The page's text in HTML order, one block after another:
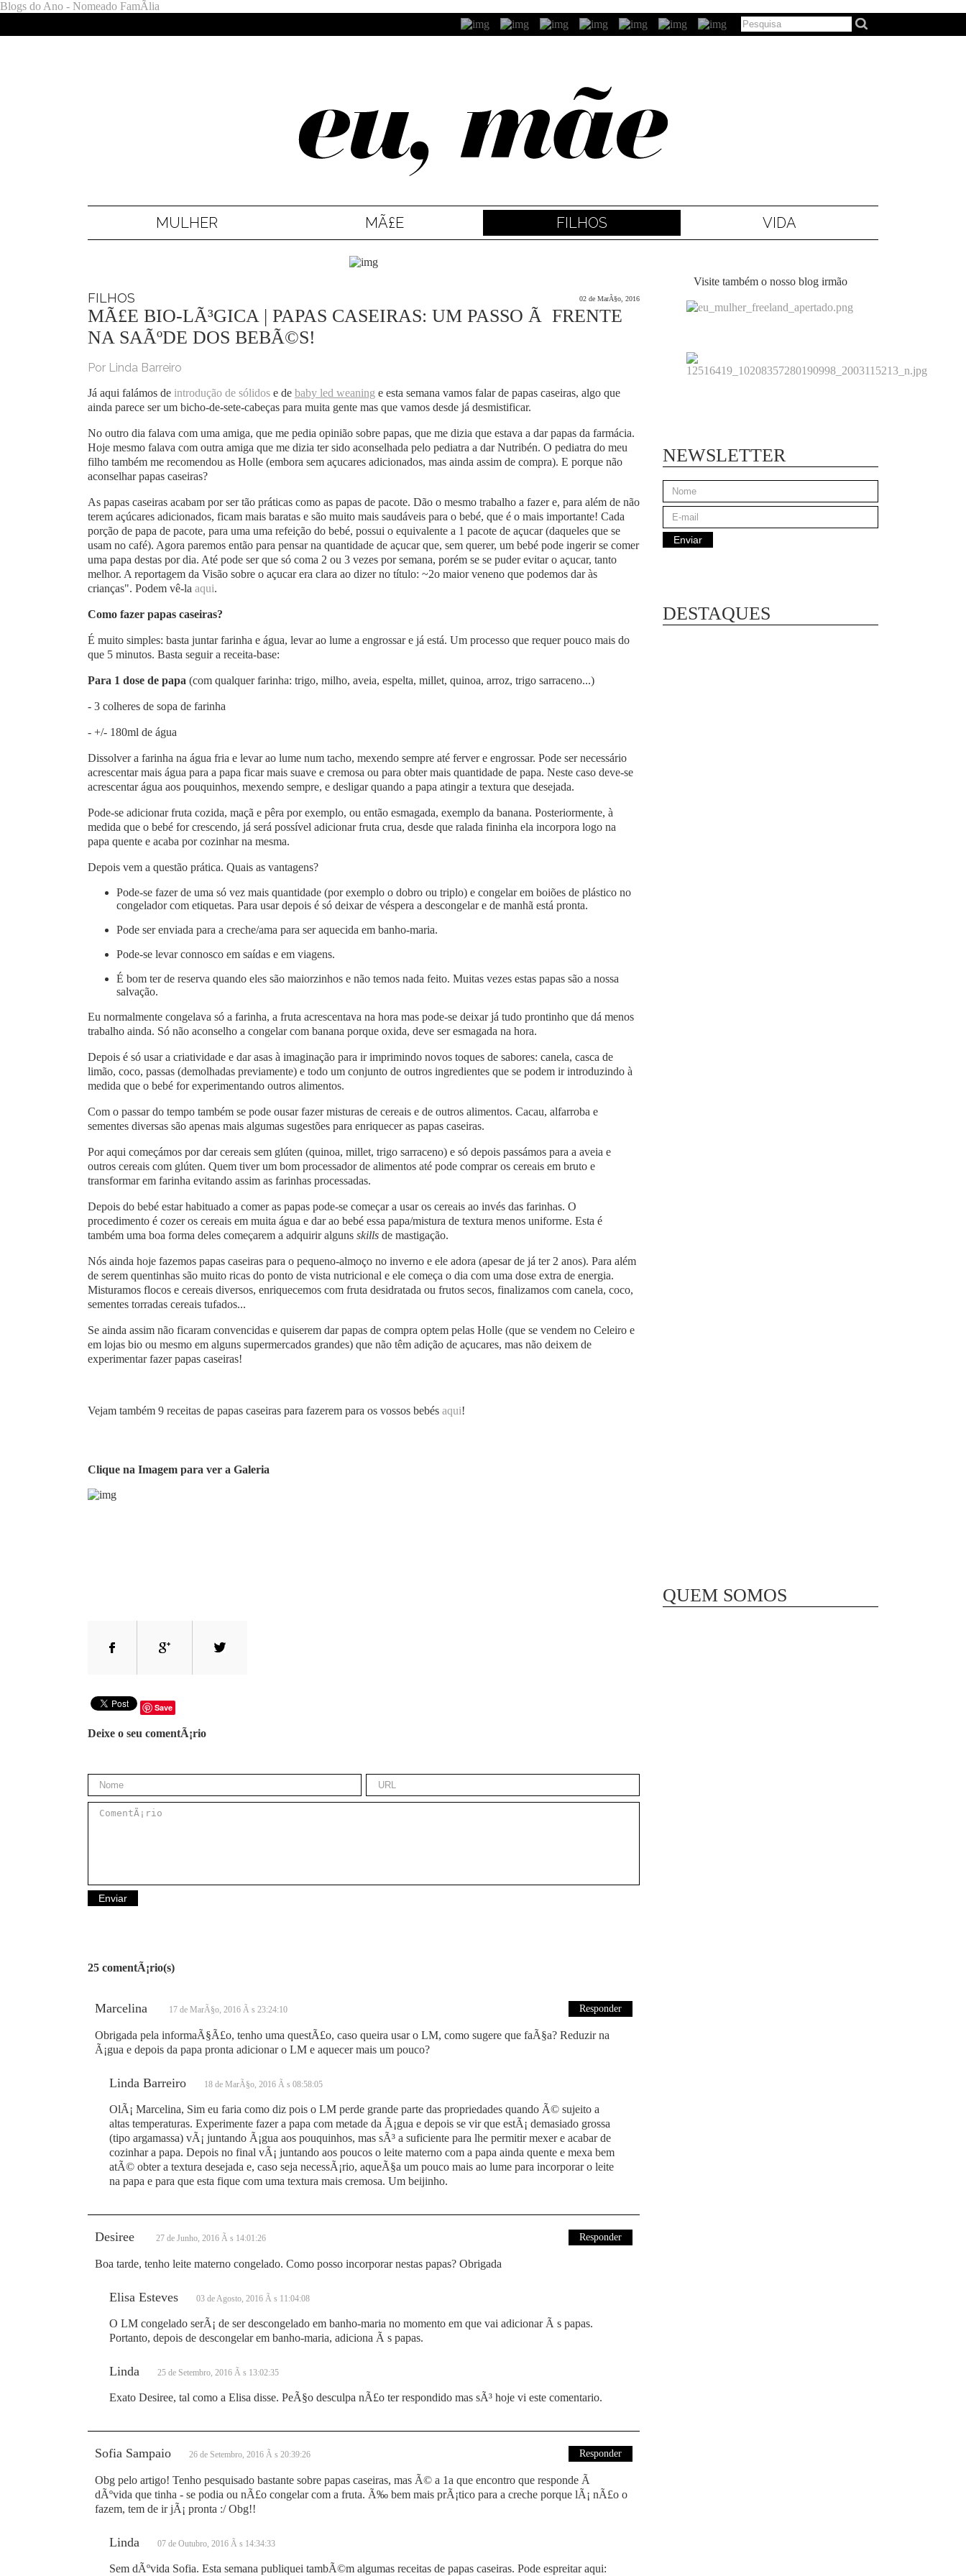
Blogs do Ano - Nomeado FamÃ­lia
MULHER MÃ£E FILHOS VIDA
FILHOS 02 de MarÃ§o, 2016
MÃ£E BIO-LÃ³GICA | PAPAS CASEIRAS: UM PASSO Ã FRENTE
NA SAÃºDE DOS BEBÃ©S!
Por Linda Barreiro
Já aqui falámos de introdução de sólidos e de baby led weaning e esta semana vamos falar de papas caseiras, algo que
ainda parece ser um bicho-de-sete-cabeças para muita gente mas que vamos desde já desmistificar.
No outro dia falava com uma amiga, que me pedia opinião sobre papas, que me dizia que estava a dar papas da farmácia.
Hoje mesmo falava com outra amiga que me dizia ter sido aconselhada pelo pediatra a dar Nutribén. O pediatra do meu
filho também me recomendou as Holle (embora sem açucares adicionados, mas ainda assim de compra). E porque não
aconselhar papas caseiras?
As papas caseiras acabam por ser tão práticas como as papas de pacote. Dão o mesmo trabalho a fazer e, para além de não
terem açúcares adicionados, ficam mais baratas e são muito mais saudáveis para o bebé, que é o mais importante! Cada
porção de papa de pacote, para uma uma refeição do bebé, possui o equivalente a 1 pacote de açucar (daqueles que se
usam no café). Agora paremos então para pensar na quantidade de açucar que, sem querer, um bebé pode ingerir se comer
uma papa destas por dia. Até pode ser que só coma 2 ou 3 vezes por semana, porém se se puder evitar o açucar, tanto
melhor. A reportagem da Visão sobre o açucar era clara ao dizer no título: ~2o maior veneno que podemos dar às
crianças". Podem vê-la aqui.
Como fazer papas caseiras?
É muito simples: basta juntar farinha e água, levar ao lume a engrossar e já está. Um processo que requer pouco mais do
que 5 minutos. Basta seguir a receita-base:
Para 1 dose de papa (com qualquer farinha: trigo, milho, aveia, espelta, millet, quinoa, arroz, trigo sarraceno...)
- 3 colheres de sopa de farinha
- +/- 180ml de água
Dissolver a farinha na água fria e levar ao lume num tacho, mexendo sempre até ferver e engrossar. Pode ser necessário
acrescentar mais água para a papa ficar mais suave e cremosa ou para obter mais quantidade de papa. Neste caso deve-se
acrescentar água aos pouquinhos, mexendo sempre, e desligar quando a papa atingir a textura que desejada.
Pode-se adicionar fruta cozida, maçã e pêra por exemplo, ou então esmagada, exemplo da banana. Posteriormente, à
medida que o bebé for crescendo, já será possível adicionar fruta crua, desde que ralada fininha ela incorpora logo na
papa quente e acaba por cozinhar na mesma.
Depois vem a questão prática. Quais as vantagens?
Pode-se fazer de uma só vez mais quantidade (por exemplo o dobro ou triplo) e congelar em boiões de plástico no
congelador com etiquetas. Para usar depois é só deixar de véspera a descongelar e de manhã está pronta.
Pode ser enviada para a creche/ama para ser aquecida em banho-maria.
Pode-se levar connosco em saídas e em viagens.
É bom ter de reserva quando eles são maiorzinhos e não temos nada feito. Muitas vezes estas papas são a nossa
salvação.
Eu normalmente congelava só a farinha, a fruta acrescentava na hora mas pode-se deixar já tudo prontinho que dá menos
trabalho ainda. Só não aconselho a congelar com banana porque oxida, deve ser esmagada na hora.
Depois é só usar a criatividade e dar asas à imaginação para ir imprimindo novos toques de sabores: canela, casca de
limão, coco, passas (demolhadas previamente) e todo um conjunto de outros ingredientes que se podem ir introduzindo à
medida que o bebé for experimentando outros alimentos.
Com o passar do tempo também se pode ousar fazer misturas de cereais e de outros alimentos. Cacau, alfarroba e
sementes diversas são apenas mais algumas sugestões para enriquecer as papas caseiras.
Por aqui começámos por dar cereais sem glúten (quinoa, millet, trigo sarraceno) e só depois passámos para a aveia e
outros cereais com glúten. Quem tiver um bom processador de alimentos até pode comprar os cereais em bruto e
transformar em farinha evitando assim as farinhas processadas.
Depois do bebé estar habituado a comer as papas pode-se começar a usar os cereais ao invés das farinhas. O
procedimento é cozer os cereais em muita água e dar ao bebé essa papa/mistura de textura menos uniforme. Esta é
também uma boa forma deles começarem a adquirir alguns skills de mastigação.
Nós ainda hoje fazemos papas caseiras para o pequeno-almoço no inverno e ele adora (apesar de já ter 2 anos). Para além
de serem quentinhas são muito ricas do ponto de vista nutricional e ele começa o dia com uma dose extra de energia.
Misturamos flocos e cereais diversos, enriquecemos com fruta desidratada ou frutos secos, finalizamos com canela, coco,
sementes torradas cereais tufados...
Se ainda assim não ficaram convencidas e quiserem dar papas de compra optem pelas Holle (que se vendem no Celeiro e
em lojas bio ou mesmo em alguns supermercados grandes) que não têm adição de açucares, mas não deixem de
experimentar fazer papas caseiras!
Vejam também 9 receitas de papas caseiras para fazerem para os vossos bebés aqui!
Clique na Imagem para ver a Galeria
Save
Deixe o seu comentÃ¡rio
25 comentÃ¡rio(s)
Marcelina 17 de MarÃ§o, 2016 Ã s 23:24:10 Responder
Obrigada pela informaÃ§Ã£o, tenho uma questÃ£o, caso queira usar o LM, como sugere que faÃ§a? Reduzir na
Ã¡gua e depois da papa pronta adicionar o LM e aquecer mais um pouco?
Linda Barreiro 18 de MarÃ§o, 2016 Ã s 08:58:05
OlÃ¡ Marcelina, Sim eu faria como diz pois o LM perde grande parte das propriedades quando Ã© sujeito a
altas temperaturas. Experimente fazer a papa com metade da Ã¡gua e depois se vir que estÃ¡ demasiado grossa
(tipo argamassa) vÃ¡ juntando Ã¡gua aos pouquinhos, mas sÃ³ a suficiente para lhe permitir mexer e acabar de
cozinhar a papa. Depois no final vÃ¡ juntando aos poucos o leite materno com a papa ainda quente e mexa bem
atÃ© obter a textura desejada e, caso seja necessÃ¡rio, aqueÃ§a um pouco mais ao lume para incorporar o leite
na papa e para que esta fique com uma textura mais cremosa. Um beijinho.
Desiree 27 de Junho, 2016 Ã s 14:01:26 Responder
Boa tarde, tenho leite materno congelado. Como posso incorporar nestas papas? Obrigada
Elisa Esteves 03 de Agosto, 2016 Ã s 11:04:08
O LM congelado serÃ¡ de ser descongelado em banho-maria no momento em que vai adicionar Ã s papas.
Portanto, depois de descongelar em banho-maria, adiciona Ã s papas.
Linda 25 de Setembro, 2016 Ã s 13:02:35
Exato Desiree, tal como a Elisa disse. PeÃ§o desculpa nÃ£o ter respondido mas sÃ³ hoje vi este comentario.
Sofia Sampaio 26 de Setembro, 2016 Ã s 20:39:26 Responder
Obg pelo artigo! Tenho pesquisado bastante sobre papas caseiras, mas Ã© a 1a que encontro que responde Ã
dÃºvida que tinha - se podia ou nÃ£o congelar com a fruta. Ã‰ bem mais prÃ¡tico para a creche porque lÃ¡ nÃ£o o
fazem, tem de ir jÃ¡ pronta :/ Obg!!
Linda 07 de Outubro, 2016 Ã s 14:34:33
Sem dÃºvida Sofia. Esta semana publiquei tambÃ©m algumas receitas de papas caseiras. Pode espreitar aqui:
Visite também o nosso blog irmão
NEWSLETTER
DESTAQUES
QUEM SOMOS